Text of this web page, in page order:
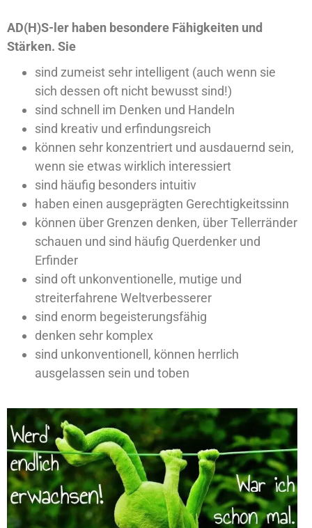
AD(H)S-ler haben besondere Fähigkeiten und
Stärken. Sie
sind zumeist sehr intelligent (auch wenn sie
sich dessen oft nicht bewusst sind!)
sind schnell im Denken und Handeln
sind kreativ und erfindungsreich
können sehr konzentriert und ausdauernd sein,
wenn sie etwas wirklich interessiert
sind häufig besonders intuitiv
haben einen ausgeprägten Gerechtigkeitssinn
können über Grenzen denken, über Tellerränder
schauen und sind häufig Querdenker und
Erfinder
sind oft unkonventionelle, mutige und
streiterfahrene Weltverbesserer
sind enorm begeisterungsfähig
denken sehr komplex
sind unkonventionell, können herrlich
ausgelassen sein und toben